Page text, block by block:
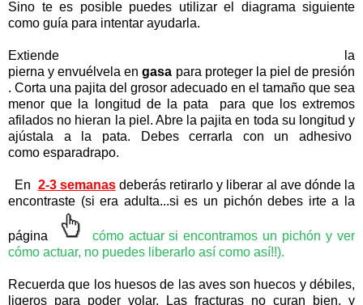
Sino te es posible puedes utilizar el diagrama siguiente
como guía para intentar ayudarla.
Extiende la
pierna y envuélvela engasa para proteger la piel de presión
. Corta una pajita del grosor adecuado en el tamaño que sea
menor que la longitud de la pata para que los extremos
afilados no hieran la piel. Abre la pajita en toda su longitud y
ajústala a la pata. Debes cerrarla con un adhesivo
como esparadrapo.
En 2-3 semanas deberás retirarlo y liberar al ave dónde la
encontraste (si era adulta...si es un pichón debes irte a la
página
cómo actuar si encontramos un pichón y ver
cómo actuar, no puedes liberarlo así como así!!).
Recuerda que los huesos de las aves son huecos y débiles,
ligeros para poder volar. Las fracturas no curan bien, y